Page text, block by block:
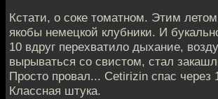
Кстати, о соке томатном. Этим
якобы немецкой клубники. И
10 вдруг перехватило дыхание,
вырываться со свистом, стал
Просто провал... Cetirizin спас через
Классная штука.